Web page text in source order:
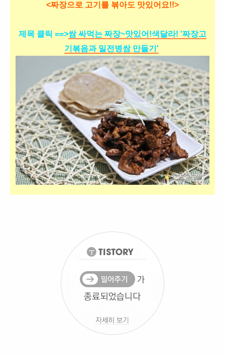
<짜장으로 고기를 볶아도 맛있어요!!>
제목 클릭 ==>쌈 싸먹는 짜장~맛있어!색달라! '짜장고
기볶음과 밀전병쌈 만들기'